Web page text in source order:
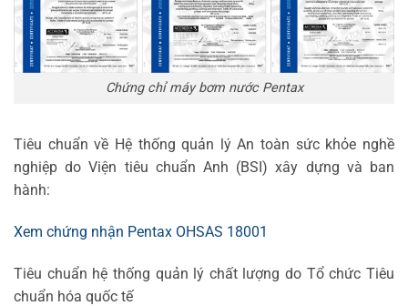
Chứng chỉ máy bơm nước Pentax
Tiêu chuẩn về Hệ thống quản lý An toàn sức khỏe nghề
nghiệp do Viện tiêu chuẩn Anh (BSI) xây dựng và ban
hành:
Xem chứng nhận Pentax OHSAS 18001
Tiêu chuẩn hệ thống quản lý chất lượng do Tổ chức Tiêu
chuẩn hóa quốc tế